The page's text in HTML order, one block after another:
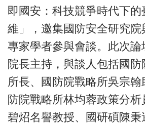
即國安：科技競爭時代下的
維」，邀集國防安全研究院
專家學者參與會談。此次論
院長主持，與談人包括國
所長、國防院戰略所吳宗翰
防院戰略所林均蓉政策分
碧炤名譽教授、國研碩陳